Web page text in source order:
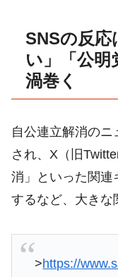
SNSの反応
い」「公明
渦巻く
自公連立解消の
され、X（旧
消」といった関連
するなど、大きな
>https://